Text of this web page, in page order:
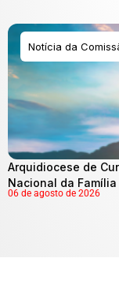
Notícia da
Arquidiocese de
Nacional da
06 de agosto de 2026